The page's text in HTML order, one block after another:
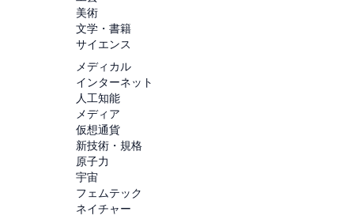
美術
文学・書籍
サイエンス
メディカル
インターネット
人工知能
メディア
仮想通貨
新技術・規格
原子力
宇宙
フェムテック
ネイチャー